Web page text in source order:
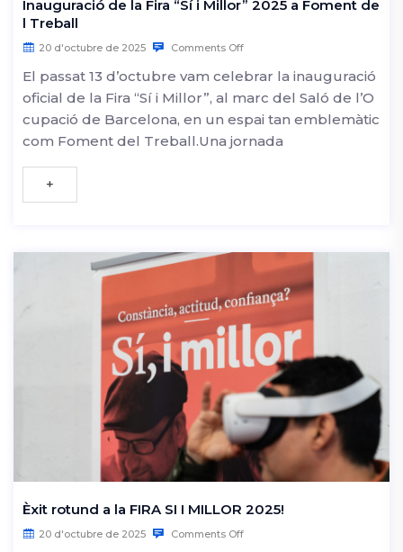
Inauguració de la Fira “Sí i Millor” 2025 a Foment de
l Treball
20 d'octubre de 2025 Comments Off
El passat 13 d’octubre vam celebrar la inauguració
oficial de la Fira “Sí i Millor”, al marc del Saló de l’O
cupació de Barcelona, en un espai tan emblemàtic
com Foment del Treball.Una jornada
+
Èxit rotund a la FIRA SI I MILLOR 2025!
20 d'octubre de 2025 Comments Off